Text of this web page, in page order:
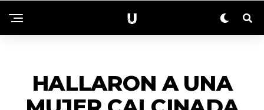
HALLARON A UNA